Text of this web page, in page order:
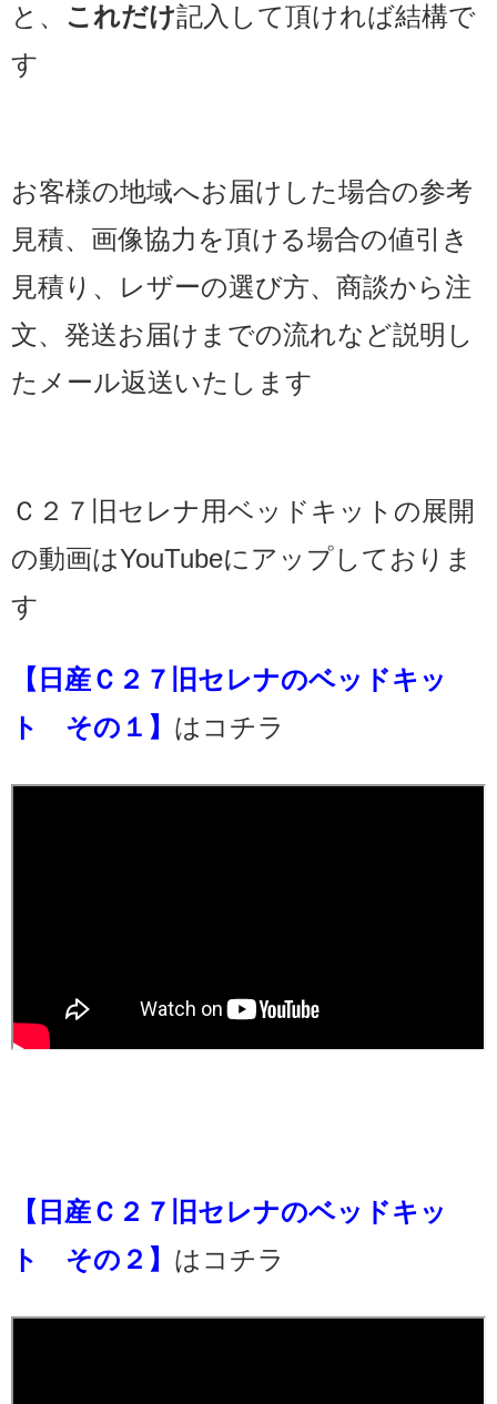
と、 これだけ記入して頂ければ結構で
す
お客様の地域へお届けした場合の参考
見積、画像協力を頂ける場合の値引き
見積り、レザーの選び方、商談から注
文、発送お届けまでの流れなど説明し
たメール返送いたします
Ｃ２７旧セレナ用ベッドキットの展開
の動画はYouTubeにアップしておりま
す
【日産Ｃ２７旧セレナのベッドキッ
ト その１】 はコチラ
【日産Ｃ２７旧セレナのベッドキッ
ト その２】 はコチラ